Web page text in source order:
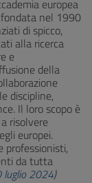
europea
nel 1990
di spicco,
alla ricerca
e
della
discipline,
Il loro scopo è
risolvere
europei.
professionisti,
da tutta
luglio 2024)